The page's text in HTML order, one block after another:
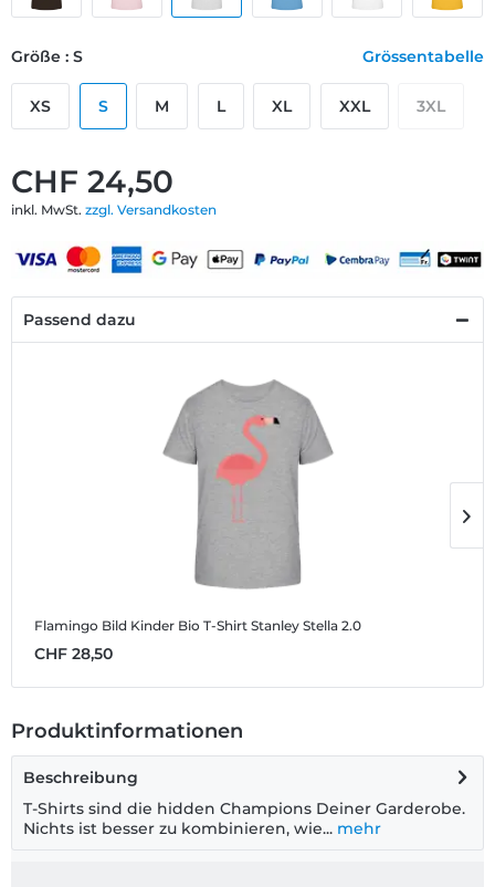
CHF 24,50
inkl. MwSt. zzgl. Versandkosten
Größe : S Grössentabelle
XS S M L XL XXL 3XL
Passend dazu
Flamingo Bild Kinder Bio T-Shirt Stanley Stella 2.0
CHF 28,50
Produktinformationen
Beschreibung
T-Shirts sind die hidden Champions Deiner Garderobe.
Nichts ist besser zu kombinieren, wie... mehr